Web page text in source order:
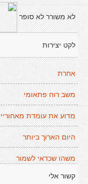
לא משורר לא סופר
לקט יצירות
אחרת
משב רוח פתאומי
מדוע את עומדת מאחוריי
היום הארוך ביותר
משהו שכדאי לשמור
קשור אלי